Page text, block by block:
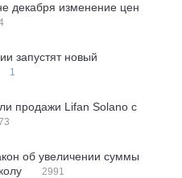
декабря изменение цен
запустят новый
1
продажи Lifan Solano с
об увеличении суммы
2991